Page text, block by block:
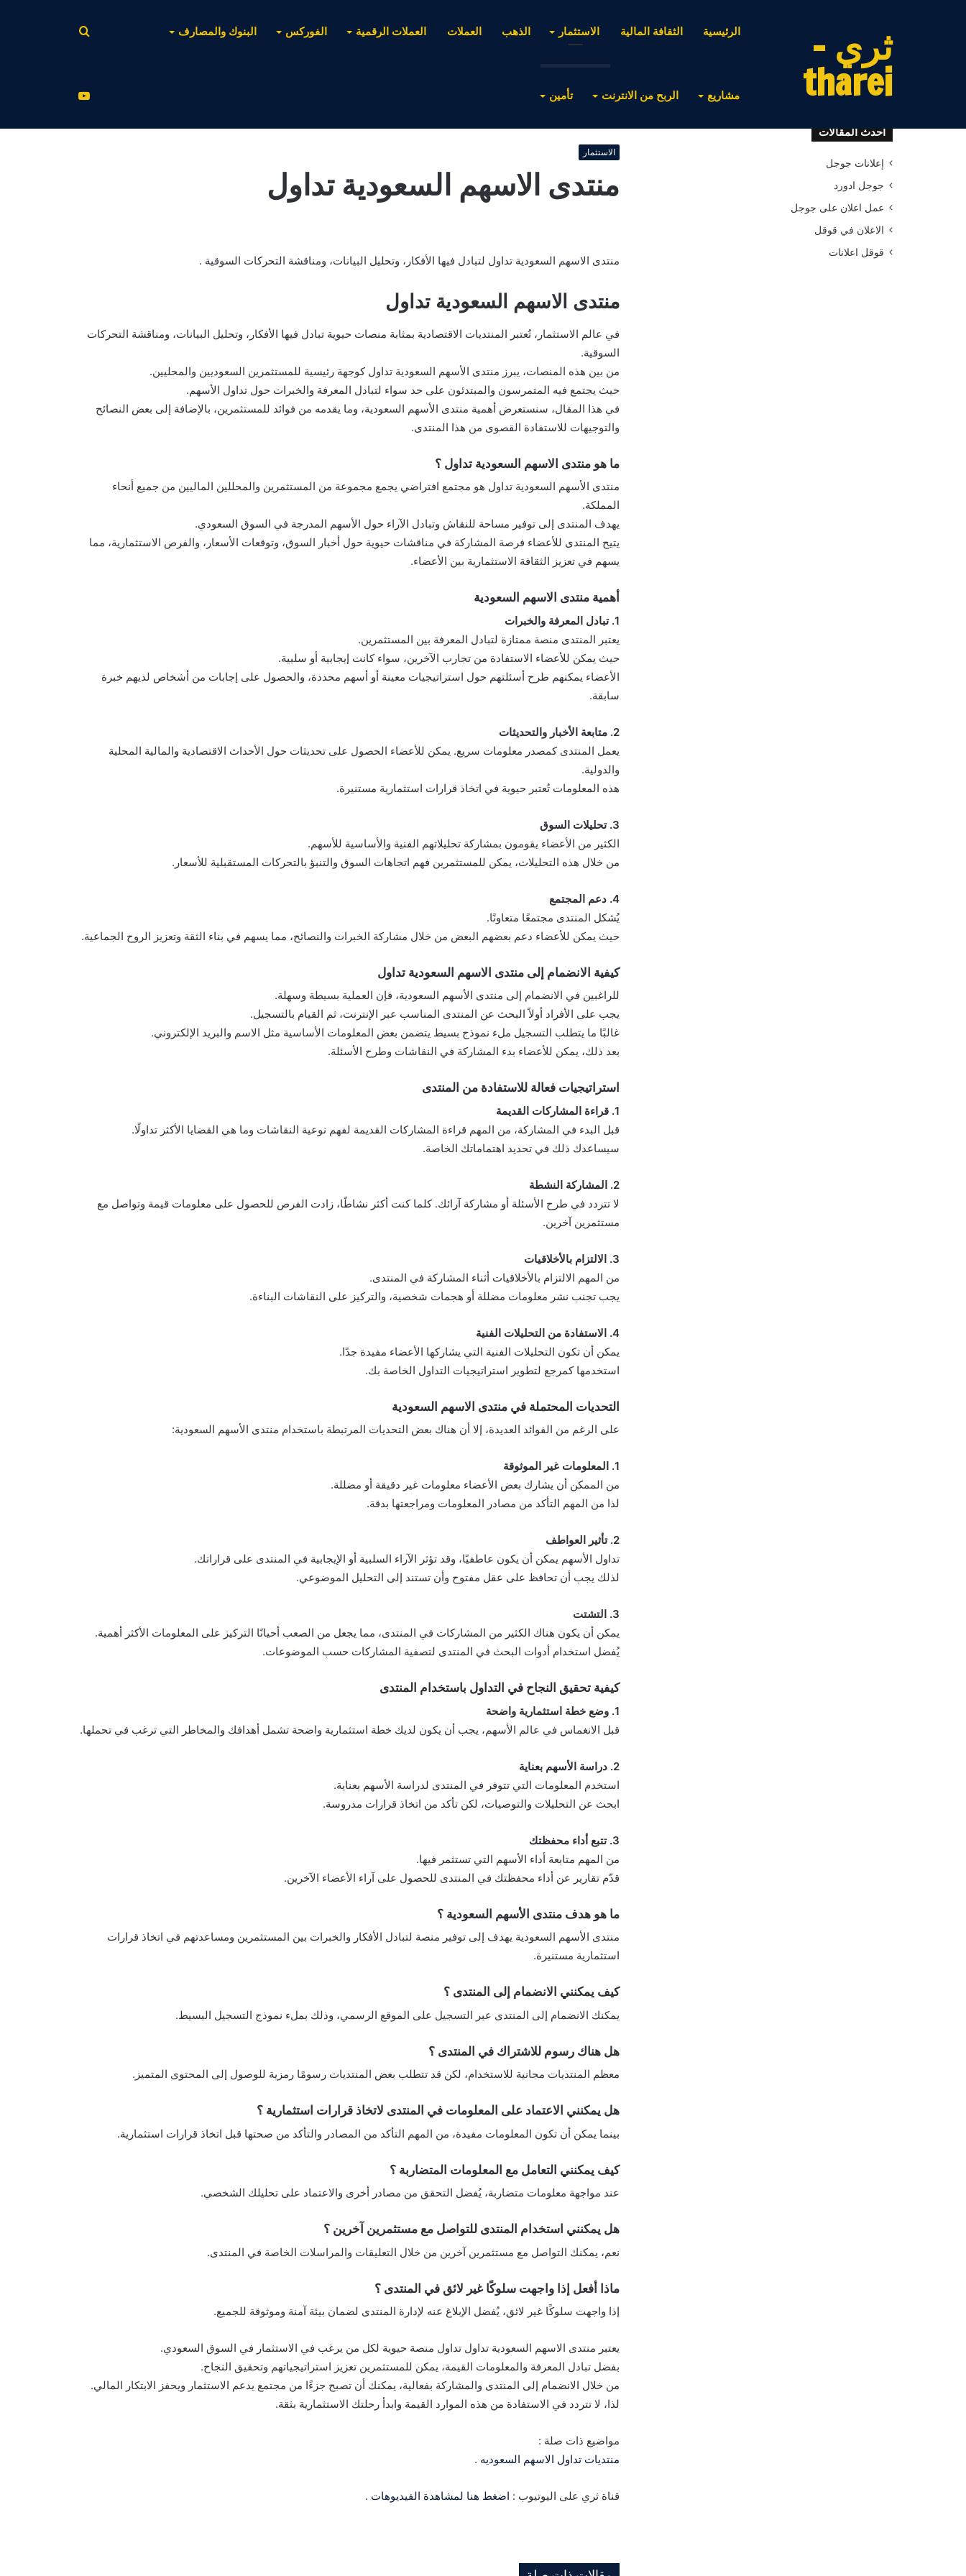
ثري -
tharei
الرئيسية الثقافة المالية الاستثمار الذهب العملات العملات الرقمية الفوركس البنوك والمصارف
مشاريع الربح من الانترنت تأمين عن
الاستثمار
منتدى الاسهم السعودية تداول
منتدى الاسهم السعودية تداول لتبادل فيها الأفكار، وتحليل البيانات، ومناقشة التحركات السوقية .
منتدى الاسهم السعودية تداول
في عالم الاستثمار، تُعتبر المنتديات الاقتصادية بمثابة منصات حيوية تبادل فيها الأفكار، وتحليل البيانات، ومناقشة التحركات
السوقية.
من بين هذه المنصات، يبرز منتدى الأسهم السعودية تداول كوجهة رئيسية للمستثمرين السعوديين والمحليين.
حيث يجتمع فيه المتمرسون والمبتدئون على حد سواء لتبادل المعرفة والخبرات حول تداول الأسهم.
في هذا المقال، سنستعرض أهمية منتدى الأسهم السعودية، وما يقدمه من فوائد للمستثمرين، بالإضافة إلى بعض النصائح
والتوجيهات للاستفادة القصوى من هذا المنتدى.
ما هو منتدى الاسهم السعودية تداول ؟
منتدى الأسهم السعودية تداول هو مجتمع افتراضي يجمع مجموعة من المستثمرين والمحللين الماليين من جميع أنحاء
المملكة.
يهدف المنتدى إلى توفير مساحة للنقاش وتبادل الآراء حول الأسهم المدرجة في السوق السعودي.
يتيح المنتدى للأعضاء فرصة المشاركة في مناقشات حيوية حول أخبار السوق، وتوقعات الأسعار، والفرص الاستثمارية، مما
يسهم في تعزيز الثقافة الاستثمارية بين الأعضاء.
أهمية منتدى الاسهم السعودية
1. تبادل المعرفة والخبرات
يعتبر المنتدى منصة ممتازة لتبادل المعرفة بين المستثمرين.
حيث يمكن للأعضاء الاستفادة من تجارب الآخرين، سواء كانت إيجابية أو سلبية.
الأعضاء يمكنهم طرح أسئلتهم حول استراتيجيات معينة أو أسهم محددة، والحصول على إجابات من أشخاص لديهم خبرة
سابقة.
2. متابعة الأخبار والتحديثات
يعمل المنتدى كمصدر معلومات سريع. يمكن للأعضاء الحصول على تحديثات حول الأحداث الاقتصادية والمالية المحلية
والدولية.
هذه المعلومات تُعتبر حيوية في اتخاذ قرارات استثمارية مستنيرة.
3. تحليلات السوق
الكثير من الأعضاء يقومون بمشاركة تحليلاتهم الفنية والأساسية للأسهم.
من خلال هذه التحليلات، يمكن للمستثمرين فهم اتجاهات السوق والتنبؤ بالتحركات المستقبلية للأسعار.
4. دعم المجتمع
يُشكل المنتدى مجتمعًا متعاونًا.
حيث يمكن للأعضاء دعم بعضهم البعض من خلال مشاركة الخبرات والنصائح، مما يسهم في بناء الثقة وتعزيز الروح الجماعية.
كيفية الانضمام إلى منتدى الاسهم السعودية تداول
للراغبين في الانضمام إلى منتدى الأسهم السعودية، فإن العملية بسيطة وسهلة.
يجب على الأفراد أولاً البحث عن المنتدى المناسب عبر الإنترنت، ثم القيام بالتسجيل.
غالبًا ما يتطلب التسجيل ملء نموذج بسيط يتضمن بعض المعلومات الأساسية مثل الاسم والبريد الإلكتروني.
بعد ذلك، يمكن للأعضاء بدء المشاركة في النقاشات وطرح الأسئلة.
استراتيجيات فعالة للاستفادة من المنتدى
1. قراءة المشاركات القديمة
قبل البدء في المشاركة، من المهم قراءة المشاركات القديمة لفهم نوعية النقاشات وما هي القضايا الأكثر تداولًا.
سيساعدك ذلك في تحديد اهتماماتك الخاصة.
2. المشاركة النشطة
لا تتردد في طرح الأسئلة أو مشاركة آرائك. كلما كنت أكثر نشاطًا، زادت الفرص للحصول على معلومات قيمة وتواصل مع
مستثمرين آخرين.
3. الالتزام بالأخلاقيات
من المهم الالتزام بالأخلاقيات أثناء المشاركة في المنتدى.
يجب تجنب نشر معلومات مضللة أو هجمات شخصية، والتركيز على النقاشات البناءة.
4. الاستفادة من التحليلات الفنية
يمكن أن تكون التحليلات الفنية التي يشاركها الأعضاء مفيدة جدًا.
استخدمها كمرجع لتطوير استراتيجيات التداول الخاصة بك.
التحديات المحتملة في منتدى الاسهم السعودية
على الرغم من الفوائد العديدة، إلا أن هناك بعض التحديات المرتبطة باستخدام منتدى الأسهم السعودية:
1. المعلومات غير الموثوقة
من الممكن أن يشارك بعض الأعضاء معلومات غير دقيقة أو مضللة.
لذا من المهم التأكد من مصادر المعلومات ومراجعتها بدقة.
2. تأثير العواطف
تداول الأسهم يمكن أن يكون عاطفيًا، وقد تؤثر الآراء السلبية أو الإيجابية في المنتدى على قراراتك.
لذلك يجب أن تحافظ على عقل مفتوح وأن تستند إلى التحليل الموضوعي.
3. التشتت
يمكن أن يكون هناك الكثير من المشاركات في المنتدى، مما يجعل من الصعب أحيانًا التركيز على المعلومات الأكثر أهمية.
يُفضل استخدام أدوات البحث في المنتدى لتصفية المشاركات حسب الموضوعات.
كيفية تحقيق النجاح في التداول باستخدام المنتدى
1. وضع خطة استثمارية واضحة
قبل الانغماس في عالم الأسهم، يجب أن يكون لديك خطة استثمارية واضحة تشمل أهدافك والمخاطر التي ترغب في تحملها.
2. دراسة الأسهم بعناية
استخدم المعلومات التي تتوفر في المنتدى لدراسة الأسهم بعناية.
ابحث عن التحليلات والتوصيات، لكن تأكد من اتخاذ قرارات مدروسة.
3. تتبع أداء محفظتك
من المهم متابعة أداء الأسهم التي تستثمر فيها.
قدّم تقارير عن أداء محفظتك في المنتدى للحصول على آراء الأعضاء الآخرين.
ما هو هدف منتدى الأسهم السعودية ؟
منتدى الأسهم السعودية يهدف إلى توفير منصة لتبادل الأفكار والخبرات بين المستثمرين ومساعدتهم في اتخاذ قرارات
استثمارية مستنيرة.
كيف يمكنني الانضمام إلى المنتدى ؟
يمكنك الانضمام إلى المنتدى عبر التسجيل على الموقع الرسمي، وذلك بملء نموذج التسجيل البسيط.
هل هناك رسوم للاشتراك في المنتدى ؟
معظم المنتديات مجانية للاستخدام، لكن قد تتطلب بعض المنتديات رسومًا رمزية للوصول إلى المحتوى المتميز.
هل يمكنني الاعتماد على المعلومات في المنتدى لاتخاذ قرارات استثمارية ؟
بينما يمكن أن تكون المعلومات مفيدة، من المهم التأكد من المصادر والتأكد من صحتها قبل اتخاذ قرارات استثمارية.
كيف يمكنني التعامل مع المعلومات المتضاربة ؟
عند مواجهة معلومات متضاربة، يُفضل التحقق من مصادر أخرى والاعتماد على تحليلك الشخصي.
هل يمكنني استخدام المنتدى للتواصل مع مستثمرين آخرين ؟
نعم، يمكنك التواصل مع مستثمرين آخرين من خلال التعليقات والمراسلات الخاصة في المنتدى.
ماذا أفعل إذا واجهت سلوكًا غير لائق في المنتدى ؟
إذا واجهت سلوكًا غير لائق، يُفضل الإبلاغ عنه لإدارة المنتدى لضمان بيئة آمنة وموثوقة للجميع.
يعتبر منتدى الاسهم السعودية تداول تداول منصة حيوية لكل من يرغب في الاستثمار في السوق السعودي.
بفضل تبادل المعرفة والمعلومات القيمة، يمكن للمستثمرين تعزيز استراتيجياتهم وتحقيق النجاح.
من خلال الانضمام إلى المنتدى والمشاركة بفعالية، يمكنك أن تصبح جزءًا من مجتمع يدعم الاستثمار ويحفز الابتكار المالي.
لذا، لا تتردد في الاستفادة من هذه الموارد القيمة وابدأ رحلتك الاستثمارية بثقة.
مواضيع ذات صلة :
منتديات تداول الاسهم السعوديه .
قناة ثري على اليوتيوب : اضغط هنا لمشاهدة الفيديوهات .
أحدث المقالات
إعلانات جوجل
جوجل ادورد
عمل اعلان على جوجل
الاعلان في قوقل
قوقل اعلانات